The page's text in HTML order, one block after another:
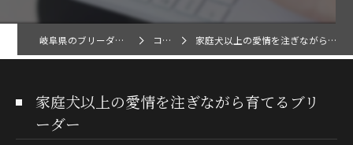
岐阜県のブリーダーならBULLD コラム 家庭犬以上の愛情を注ぎながら育てるブリーダー
家庭犬以上の愛情を注ぎながら育てるブリ
ーダー